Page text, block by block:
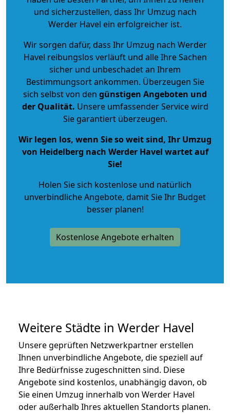
und sicherzustellen, dass Ihr Umzug nach
Werder Havel ein erfolgreicher ist.
Wir sorgen dafür, dass Ihr Umzug nach Werder
Havel reibungslos verläuft und alle Ihre Sachen
sicher und unbeschadet an Ihrem
Bestimmungsort ankommen. Überzeugen Sie
sich selbst von den günstigen Angeboten und
der Qualität. Unsere umfassender Service wird
Sie garantiert überzeugen.
Wir legen los, wenn Sie so weit sind, Ihr Umzug
von Heidelberg nach Werder Havel wartet auf
Sie!
Holen Sie sich kostenlose und natürlich
unverbindliche Angebote, damit Sie Ihr Budget
besser planen!
Kostenlose Angebote erhalten
Weitere Städte in Werder Havel
Unsere geprüften Netzwerkpartner erstellen
Ihnen unverbindliche Angebote, die speziell auf
Ihre Bedürfnisse zugeschnitten sind. Diese
Angebote sind kostenlos, unabhängig davon, ob
Sie einen Umzug innerhalb von Werder Havel
oder außerhalb Ihres aktuellen Standorts planen.